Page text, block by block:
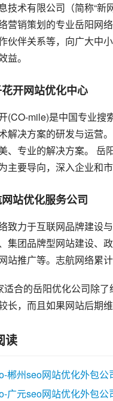
技术有限公司（简称“
营销策划的专业岳阳网
伙伴关系等，向广大中
益。
开网站优化中心
(CO-mile)是中国专业搜
解决方案的研发与运营
、专业的解决方案。 岳
主要导向，深入企业和
站优化服务公司
致力于互联网品牌建设
集团品牌型网站建设、
站推广等。志航网络累
适合的岳阳优化公司除
长，而且如果网站后期
读
郴州seo网站优化外包公
广元seo网站优化外包公